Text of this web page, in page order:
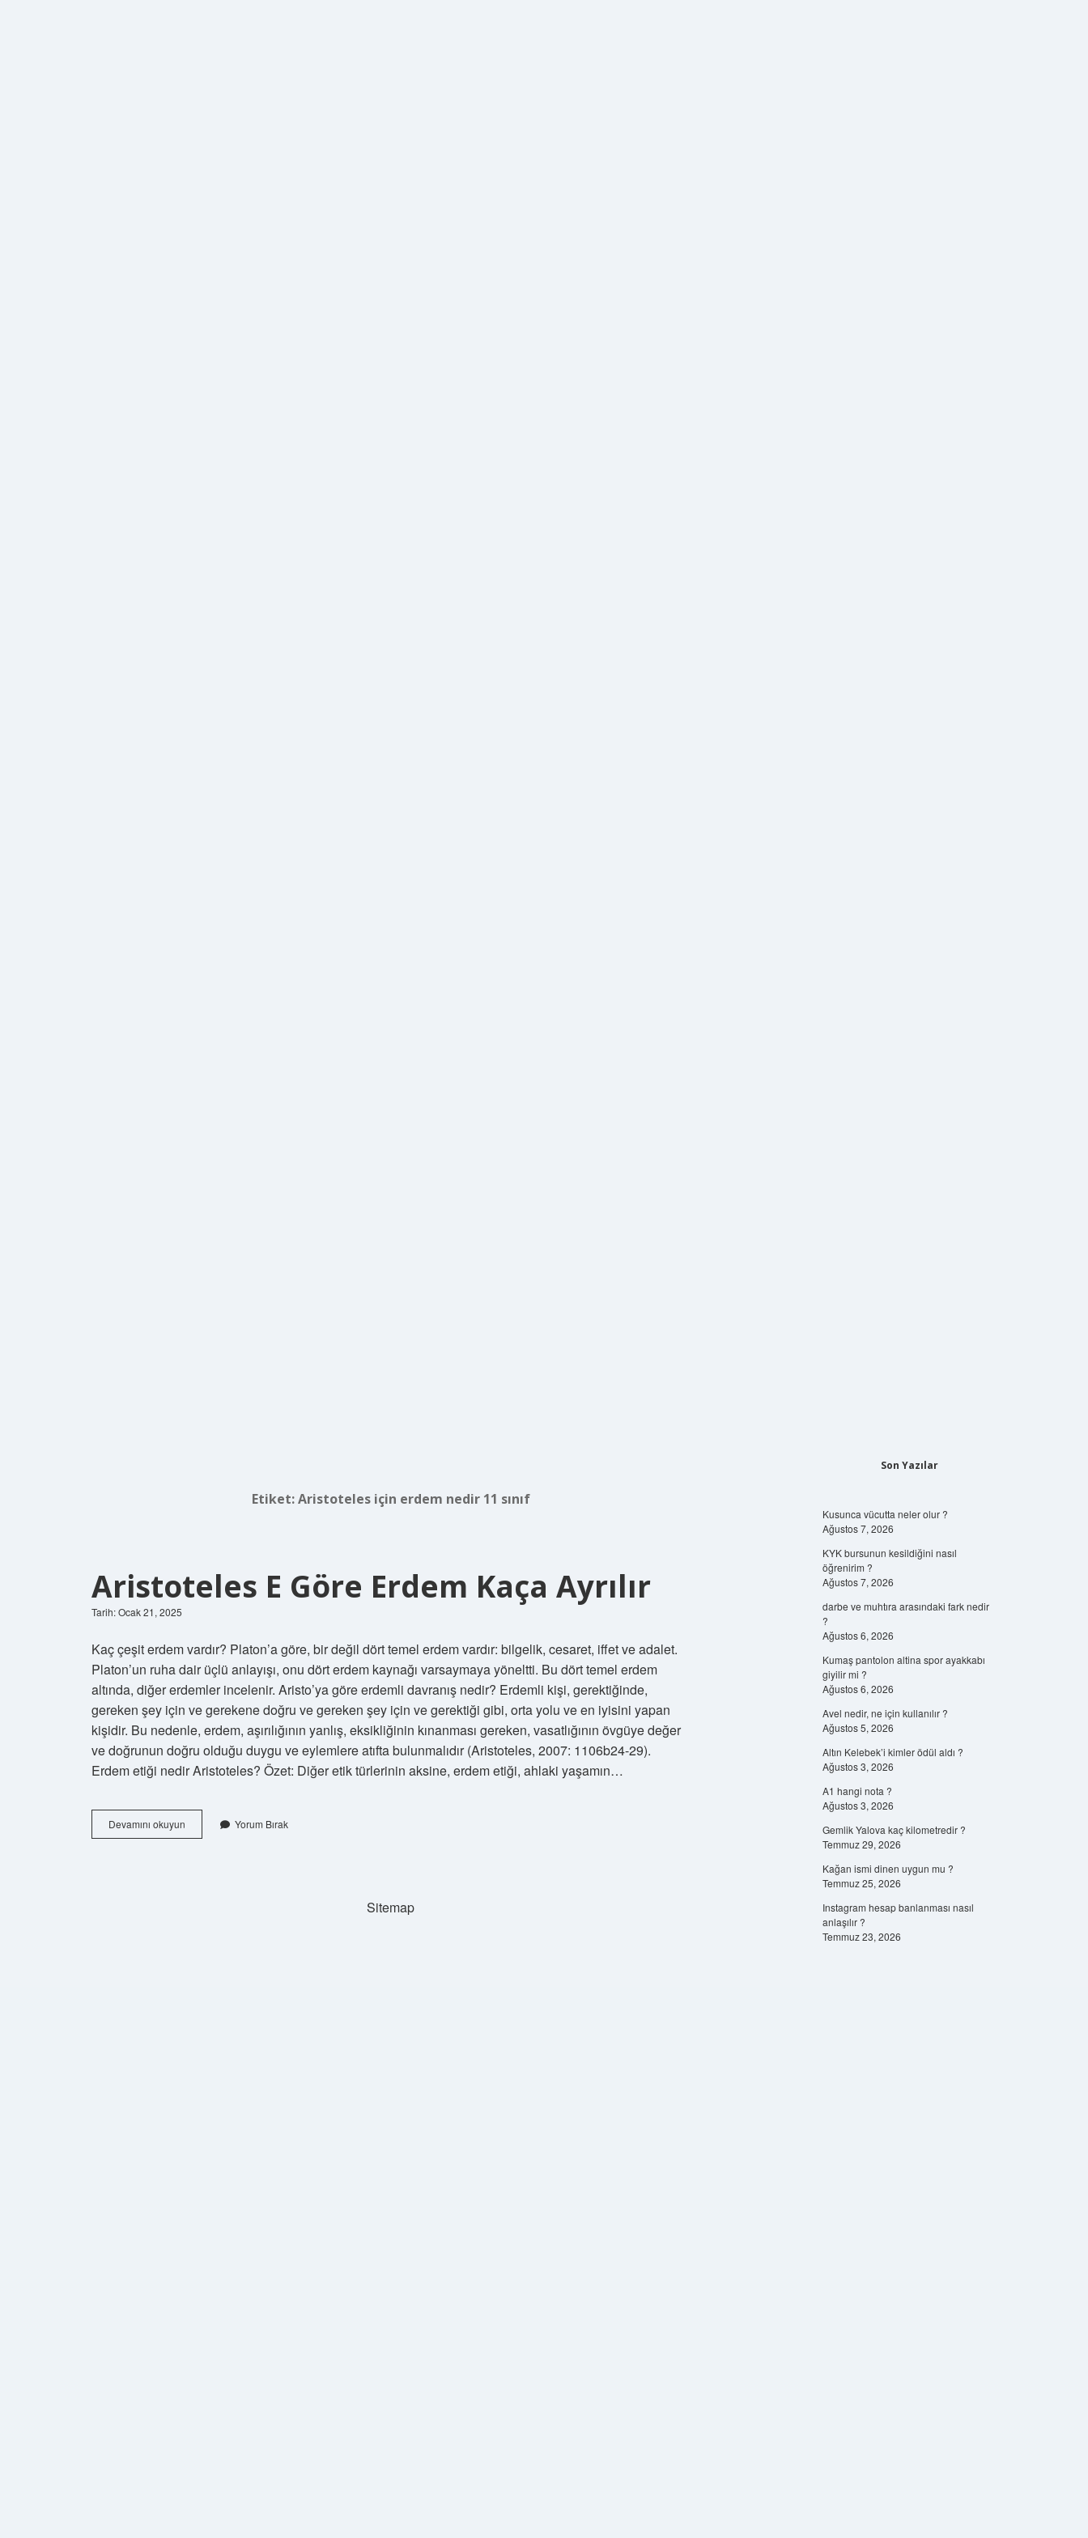
Etiket:Aristoteles için erdem nedir 11 sınıf
Aristoteles E Göre Erdem Kaça Ayrılır
Tarih: Ocak 21, 2025
Kaç çeşit erdem vardır? Platon’a göre, bir değil dört temel erdem vardır: bilgelik, cesaret, iffet ve adalet.
Platon’un ruha dair üçlü anlayışı, onu dört erdem kaynağı varsaymaya yöneltti. Bu dört temel erdem
altında, diğer erdemler incelenir. Aristo’ya göre erdemli davranış nedir? Erdemli kişi, gerektiğinde,
gereken şey için ve gerekene doğru ve gereken şey için ve gerektiği gibi, orta yolu ve en iyisini yapan
kişidir. Bu nedenle, erdem, aşırılığının yanlış, eksikliğinin kınanması gereken, vasatlığının övgüye değer
ve doğrunun doğru olduğu duygu ve eylemlere atıfta bulunmalıdır (Aristoteles, 2007: 1106b24-29).
Erdem etiği nedir Aristoteles? Özet: Diğer etik türlerinin aksine, erdem etiği, ahlaki yaşamın…
Devamını okuyun Aristoteles
E
Yorum Bırak
Sitemap
Son Yazılar
Kusunca vücutta neler olur ?
Ağustos 7, 2026
KYK bursunun kesildiğini nasıl
öğrenirim ?
Ağustos 7, 2026
darbe ve muhtıra arasındaki fark nedir
?
Ağustos 6, 2026
Kumaş pantolon altina spor ayakkabı
giyilir mi ?
Ağustos 6, 2026
Avel nedir, ne için kullanılır ?
Ağustos 5, 2026
Altın Kelebek’i kimler ödül aldı ?
Ağustos 3, 2026
A1 hangi nota ?
Ağustos 3, 2026
Gemlik Yalova kaç kilometredir ?
Temmuz 29, 2026
Kağan ismi dinen uygun mu ?
Temmuz 25, 2026
Instagram hesap banlanması nasıl
anlaşılır ?
Temmuz 23, 2026